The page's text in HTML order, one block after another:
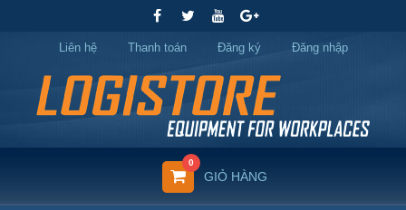
Liên hệ Thanh toán Đăng ký Đăng nhập
GIỎ HÀNG
0